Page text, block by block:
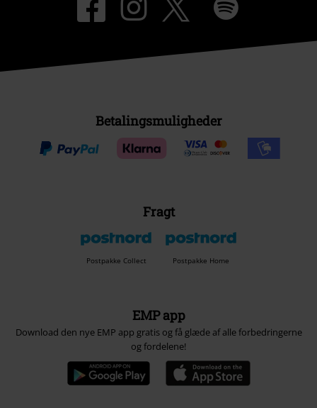
Betalingsmuligheder
Fragt
Postpakke Collect Postpakke Home
EMP app
Download den nye EMP app gratis og få glæde af alle forbedringerne
og fordelene!